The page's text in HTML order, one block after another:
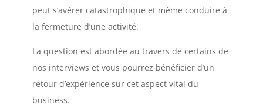
peut s’avérer catastrophique et même conduire à
la fermeture d’une activité.
La question est abordée au travers de certains de
nos interviews et vous pourrez bénéficier d’un
retour d’expérience sur cet aspect vital du
business.